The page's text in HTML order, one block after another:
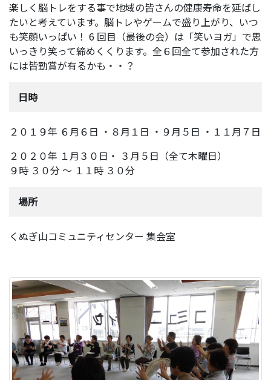
楽しく脳トレをする事で地域の皆さんの健康寿命を延ばし
たいと考えています。脳トレやゲームで盛り上がり、いつ
も笑顔いっぱい！ 6 回目（最後の会）は「笑いヨガ」で思
いっきり笑って締めくくります。全６回全て参加された方
には皆勤賞が有るかも・・？
日時
２０１９年 ６月６日 ・８月１日 ・９月５日 ・１１月７日
２０２０年 １月３０日・ ３月５日（全て木曜日）
９時 ３０分 ～ １１時 ３０分
場所
くぬぎ山コミュニティセンター 集会室